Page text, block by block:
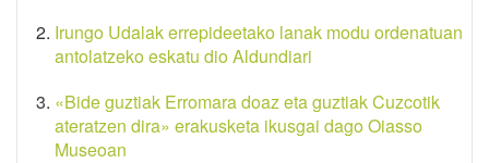
Irungo Udalak errepideetako lanak modu ordenatuan
antolatzeko eskatu dio Aldundiari
«Bide guztiak Erromara doaz eta guztiak Cuzcotik
ateratzen dira» erakusketa ikusgai dago Oiasso
Museoan